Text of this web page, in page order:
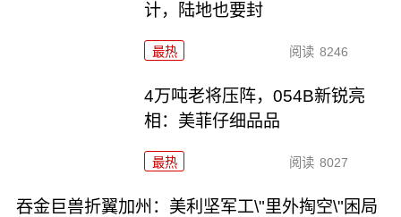
计，陆地也要封
最热 阅读 8246
4万吨老将压阵，054B新锐亮
相：美菲仔细品品
最热 阅读 8027
吞金巨兽折翼加州：美利坚军工\"里外掏空\"困局